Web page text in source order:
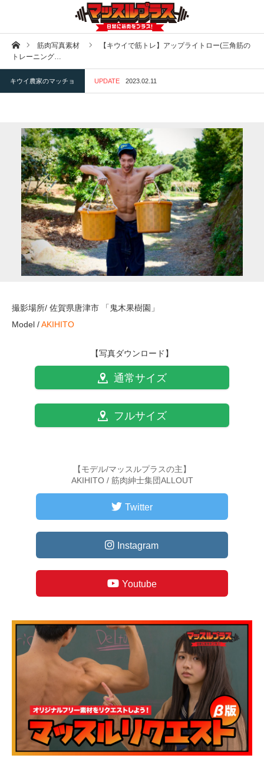
ホーム筋肉写真素材
【キウイで筋トレ】アップライトロー(三角筋の
トレーニング…
キウイ農家のマッチョ UPDATE 2023.02.11
撮影場所/ 佐賀県唐津市 「鬼木果樹園」
Model /AKIHITO
【写真ダウンロード】
通常サイズ
フルサイズ
【モデル/マッスルプラスの主】
AKIHITO / 筋肉紳士集団ALLOUT
Twitter
Instagram
Youtube